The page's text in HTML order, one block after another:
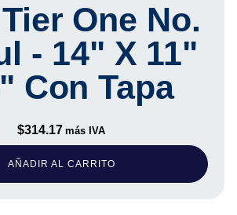
One No.
- 14" X 11"
Con Tapa
$314.17 más IVA
AÑADIR AL CARRITO